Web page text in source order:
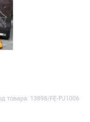
товара: 13898/FE-PJ1006